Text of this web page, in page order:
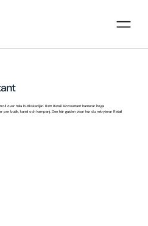
över hela butikskedjan. Rätt Retail Accountant hanterar höga
per butik, kanal och kampanj. Den här guiden visar hur du rekryterar Retail